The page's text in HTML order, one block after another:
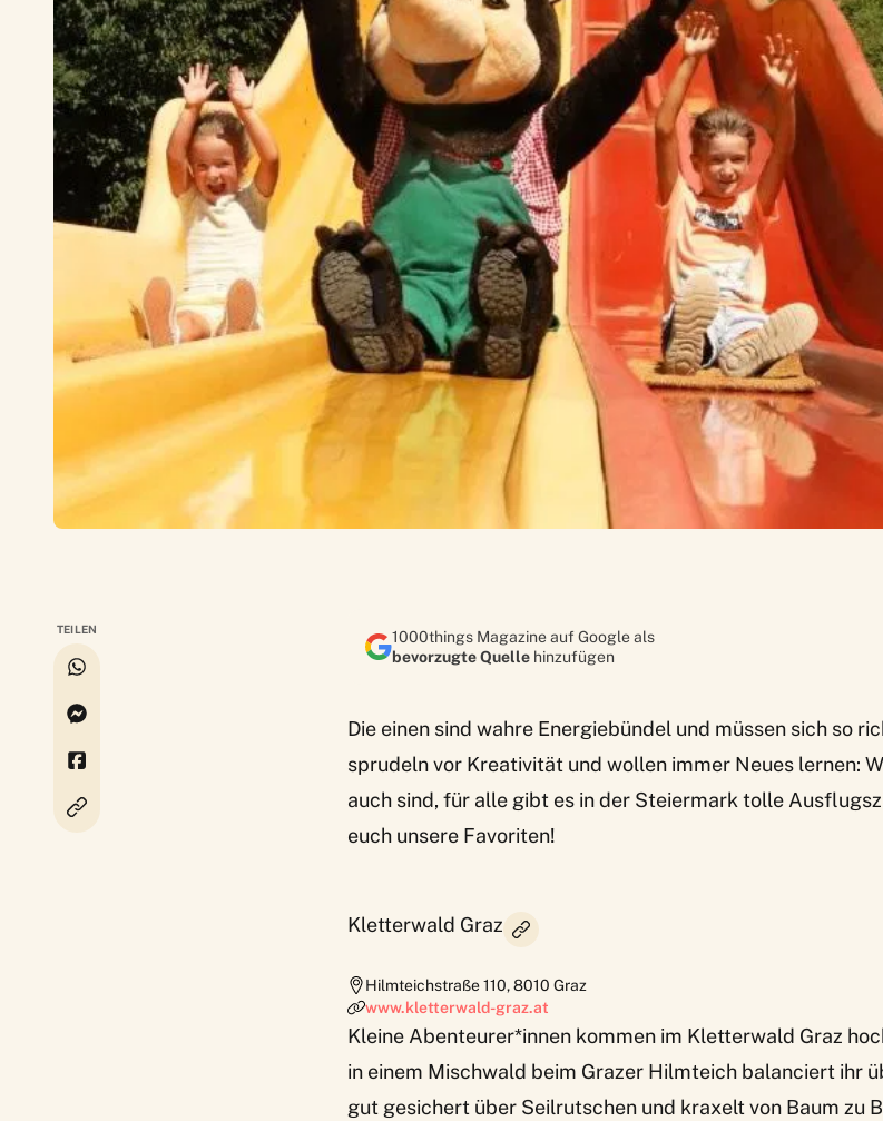
TEILEN
1000things Magazine auf Google als
bevorzugte Quelle hinzufügen
Die einen sind wahre Energiebündel und müssen sich so
sprudeln vor Kreativität und wollen immer Neues lernen:
auch sind, für alle gibt es in der Steiermark tolle
euch unsere Favoriten!
Kletterwald Graz
Hilmteichstraße 110,8010 Graz
www.kletterwald-graz.at
Kleine Abenteurer*innen kommen im Kletterwald Graz
in einem Mischwald beim Grazer Hilmteich balanciert ihr
gut gesichert über Seilrutschen und kraxelt von Baum zu